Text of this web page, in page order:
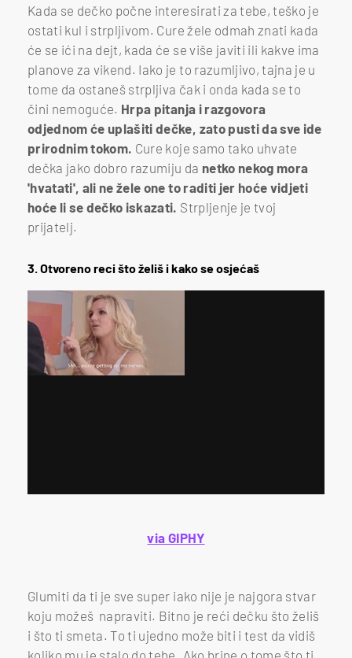
Kada se dečko počne interesirati za tebe, teško je
ostati kul i strpljivom. Cure žele odmah znati kada
će se ići na dejt, kada će se više javiti ili kakve ima
planove za vikend. Iako je to razumljivo, tajna je u
tome da ostaneš strpljiva čak i onda kada se to
čini nemoguće. Hrpa pitanja i razgovora
odjednom će uplašiti dečke, zato pusti da sve ide
prirodnim tokom. Cure koje samo tako uhvate
dečka jako dobro razumiju da netko nekog mora
'hvatati', ali ne žele one to raditi jer hoće vidjeti
hoće li se dečko iskazati. Strpljenje je tvoj
prijatelj.
3. Otvoreno reci što želiš i kako se osjećaš
via GIPHY
Glumiti da ti je sve super iako nije je najgora stvar
koju možeš napraviti. Bitno je reći dečku što želiš
i što ti smeta. To ti ujedno može biti i test da vidiš
koliko mu je stalo do tebe. Ako brine o tome što ti